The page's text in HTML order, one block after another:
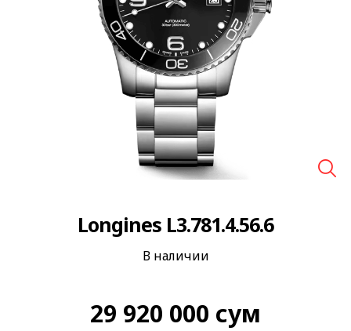
Longines L3.781.4.56.6
В наличии
29 920 000 сум